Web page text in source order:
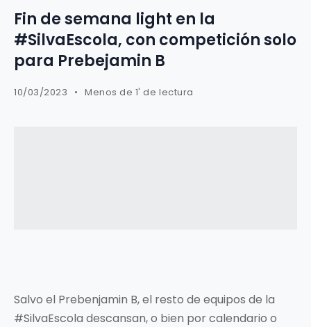
Fin de semana light en la
#SilvaEscola, con competición solo
para Prebejamin B
10/03/2023 Menos de 1' de lectura
Salvo el Prebenjamin B, el resto de equipos de la
#SilvaEscola descansan, o bien por calendario o